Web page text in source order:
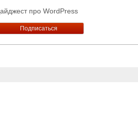
про WordPress